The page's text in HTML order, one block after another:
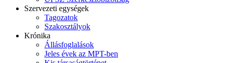
Szervezeti egységek
Tagozatok
Szakosztályok
Krónika
Állásfoglalások
Jeles évek az MPT-ben